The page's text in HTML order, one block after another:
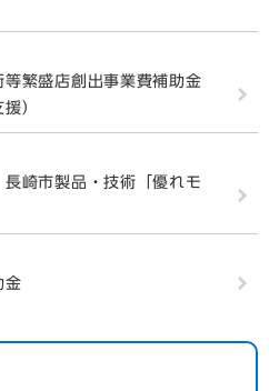
繁盛店創出事業費補助金
）
長崎市製品・技術「優れモ
金